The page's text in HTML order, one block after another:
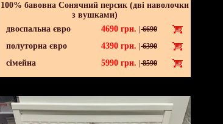
100% бавовна Сонячний персик (дві наволочки
з вушками)
двоспальна євро
4690 грн. 6690
полуторна євро 4390 грн. 6390
сімейна 5990 грн. 8590